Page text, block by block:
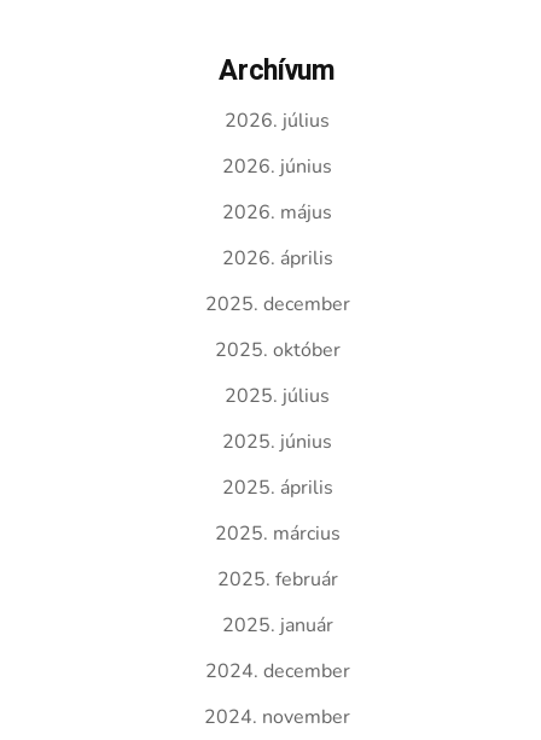
Archívum
2026. július
2026. június
2026. május
2026. április
2025. december
2025. október
2025. július
2025. június
2025. április
2025. március
2025. február
2025. január
2024. december
2024. november